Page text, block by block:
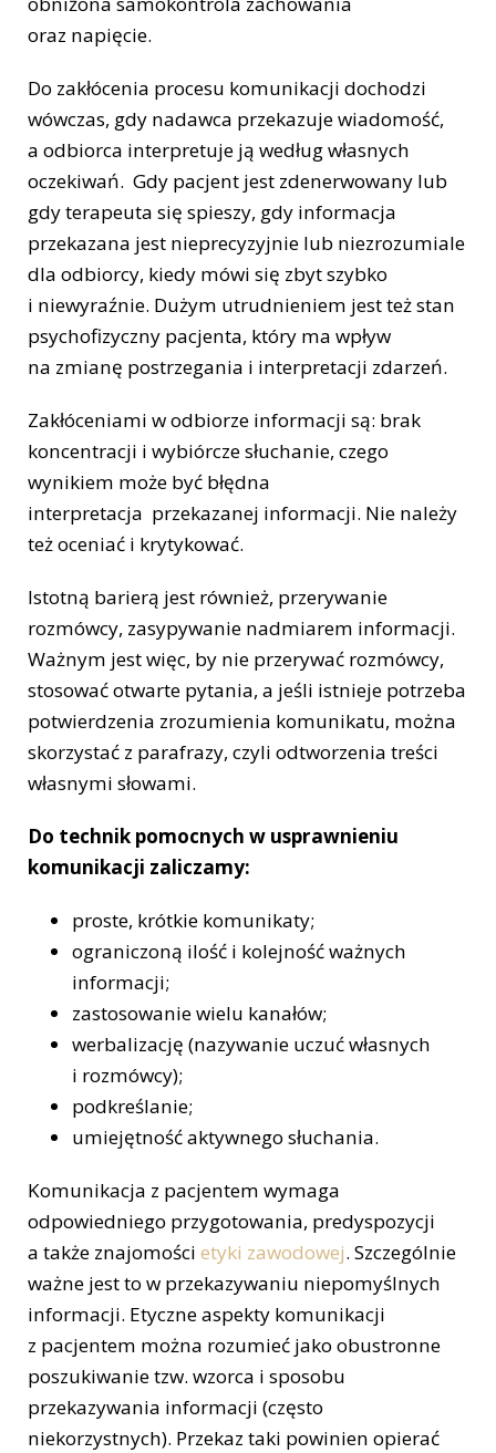
oraz napięcie.
Do zakłócenia procesu komunikacji dochodzi
wówczas, gdy nadawca przekazuje wiadomość,
a odbiorca interpretuje ją według własnych
oczekiwań. Gdy pacjent jest zdenerwowany lub
gdy terapeuta się spieszy, gdy informacja
przekazana jest nieprecyzyjnie lub niezrozumiale
dla odbiorcy, kiedy mówi się zbyt szybko
i niewyraźnie. Dużym utrudnieniem jest też stan
psychofizyczny pacjenta, który ma wpływ
na zmianę postrzegania i interpretacji zdarzeń.
Zakłóceniami w odbiorze informacji są: brak
koncentracji i wybiórcze słuchanie, czego
wynikiem może być błędna
interpretacja przekazanej informacji. Nie należy
też oceniać i krytykować.
Istotną barierą jest również, przerywanie
rozmówcy, zasypywanie nadmiarem informacji.
Ważnym jest więc, by nie przerywać rozmówcy,
stosować otwarte pytania, a jeśli istnieje potrzeba
potwierdzenia zrozumienia komunikatu, można
skorzystać z parafrazy, czyli odtworzenia treści
własnymi słowami.
Do technik pomocnych w usprawnieniu
komunikacji zaliczamy:
proste, krótkie komunikaty;
ograniczoną ilość i kolejność ważnych
informacji;
zastosowanie wielu kanałów;
werbalizację (nazywanie uczuć własnych
i rozmówcy);
podkreślanie;
umiejętność aktywnego słuchania.
Komunikacja z pacjentem wymaga
odpowiedniego przygotowania, predyspozycji
a także znajomości etyki zawodowej. Szczególnie
ważne jest to w przekazywaniu niepomyślnych
informacji. Etyczne aspekty komunikacji
z pacjentem można rozumieć jako obustronne
poszukiwanie tzw. wzorca i sposobu
przekazywania informacji (często
niekorzystnych). Przekaz taki powinien opierać